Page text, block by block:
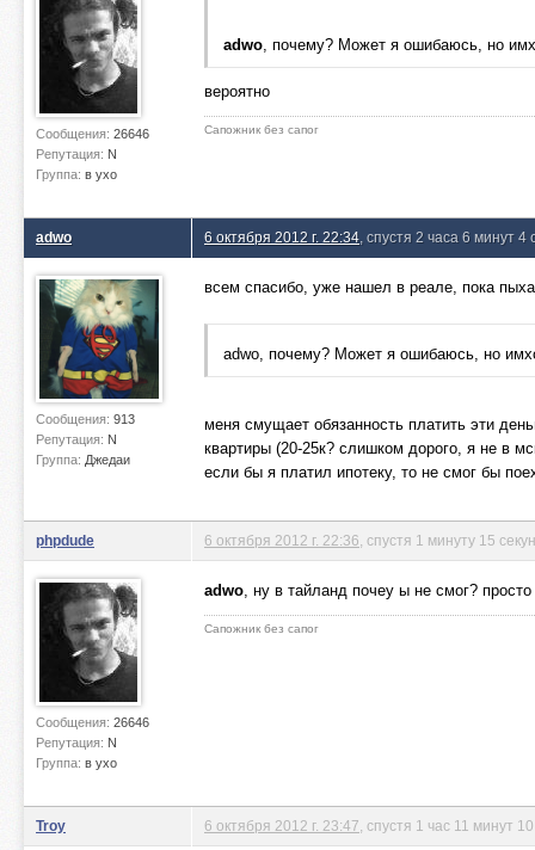
Сообщения: 26646
Репутация: N
Группа: в ухо
adwo, почему? Может я ошибаюсь, но
вероятно
Сапожник без сапог
adwo
Сообщения: 913
Репутация: N
Группа: Джедаи
6 октября 2012 г. 22:34 , спустя 2 часа 6 минут 4
всем спасибо, уже нашел в реале, пока
adwo, почему? Может я ошибаюсь, но
меня смущает обязанность платить эти
квартиры (20-25к? слишком дорого, я не в
если бы я платил ипотеку, то не смог бы
phpdude
Сообщения: 26646
Репутация: N
Группа: в ухо
6 октября 2012 г. 22:36 , спустя 1 минуту 15
adwo, ну в тайланд почеу ы не смог?
Сапожник без сапог
Troy 6 октября 2012 г. 23:47 , спустя 1 час 11 минут